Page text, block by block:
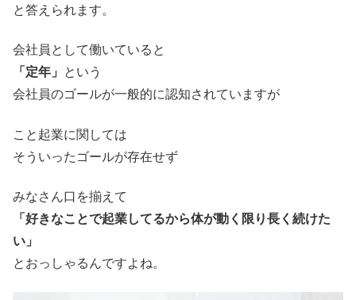
と答えられます。
会社員として働いていると
「定年」
という
会社員のゴールが一般的に認知されていますが
こと起業に関しては
そういったゴールが存在せず
みなさん口を揃えて
「好きなことで起業してるから体が動く限り長く続けた
い」
とおっしゃるんですよね。